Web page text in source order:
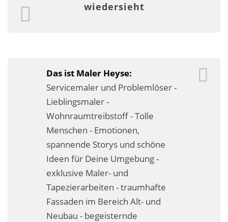
Echtmetalloptik
Fassadensanierung
Fugenlos
Kalkkind-Fachbetrieb – Sumpfkalk-Oberflächen
Malerarbeiten
Rostoptik
wiedersieht
Das ist Maler Heyse:
Servicemaler und Problemlöser -
Lieblingsmaler -
Wohnraumtreibstoff - Tolle
Menschen - Emotionen,
spannende Storys und schöne
Ideen für Deine Umgebung -
exklusive Maler- und
Tapezierarbeiten - traumhafte
Fassaden im Bereich Alt- und
Neubau - begeisternde